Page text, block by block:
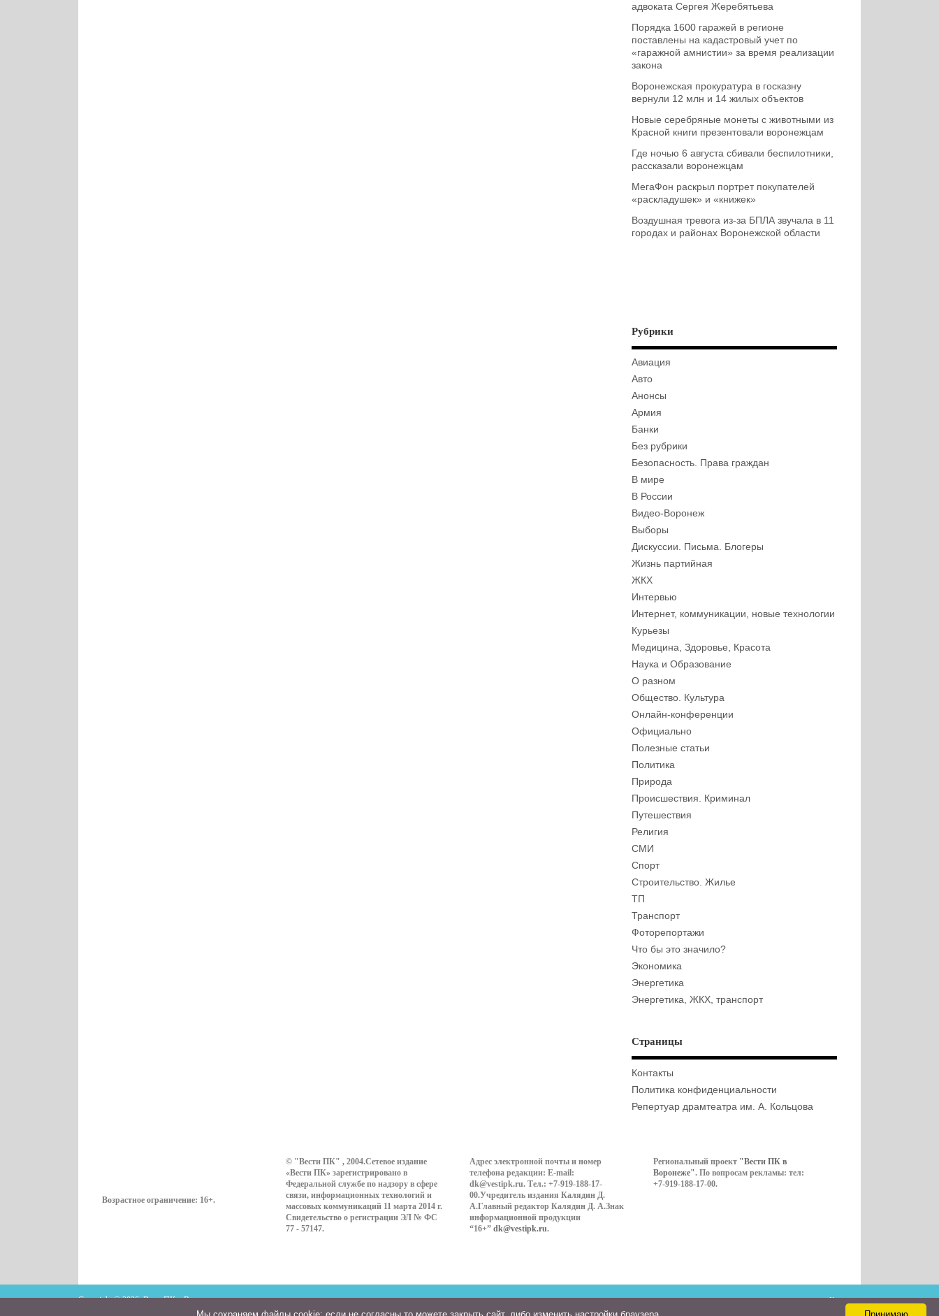
адвоката Сергея Жеребятьева
Порядка 1600 гаражей в регионе
поставлены на кадастровый учет по
«гаражной амнистии» за время реализации
закона
Воронежская прокуратура в госказну
вернули 12 млн и 14 жилых объектов
Новые серебряные монеты с животными из
Красной книги презентовали воронежцам
Где ночью 6 августа сбивали беспилотники,
рассказали воронежцам
МегаФон раскрыл портрет покупателей
«раскладушек» и «книжек»
Воздушная тревога из-за БПЛА звучала в 11
городах и районах Воронежской области
Рубрики
Авиация
Авто
Анонсы
Армия
Банки
Без рубрики
Безопасность. Права граждан
В мире
В России
Видео-Воронеж
Выборы
Дискуссии. Письма. Блогеры
Жизнь партийная
ЖКХ
Интервью
Интернет, коммуникации, новые технологии
Курьезы
Медицина, Здоровье, Красота
Наука и Образование
О разном
Общество. Культура
Онлайн-конференции
Официально
Полезные статьи
Политика
Природа
Происшествия. Криминал
Путешествия
Религия
СМИ
Спорт
Строительство. Жилье
ТП
Транспорт
Фоторепортажи
Что бы это значило?
Экономика
Энергетика
Энергетика, ЖКХ, транспорт
Страницы
Контакты
Политика конфиденциальности
Репертуар драмтеатра им. А. Кольцова
Возрастное ограничение: 16+.
© "Вести ПК" , 2004.Сетевое издание
«Вести ПК» зарегистрировано в
Федеральной службе по надзору в сфере
связи, информационных технологий и
массовых коммуникаций 11 марта 2014 г.
Свидетельство о регистрации ЭЛ № ФС
77 - 57147.
Адрес электронной почты и номер
телефона редакции: E-mail:
dk@vestipk.ru. Тел.: +7-919-188-17-
00.Учредитель издания Калядин Д.
А.Главный редактор Калядин Д. А.Знак
информационной продукции
“16+” dk@vestipk.ru.
Региональный проект "Вести ПК в
Воронеже". По вопросам рекламы: тел:
+7-919-188-17-00.
Copyright © 2026. ВестиПК в Воронеже Контакты